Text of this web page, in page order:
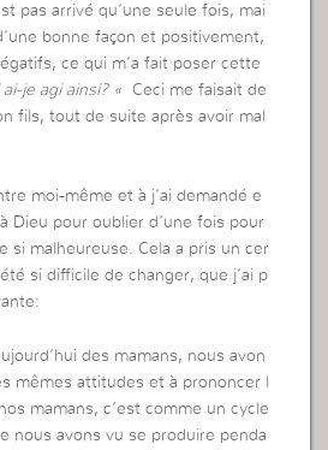
pas arrivé qu’une seule fois, mai
bonne façon et positivement,
ce qui m’a fait poser cette
je agi ainsi? «
Ceci me faisait de
fils, tout de suite après avoir mal
moi-même et à j’ai demandé e
Dieu pour oublier d’une fois pour
si malheureuse. Cela a pris un cer
si difficile de changer, que j’ai p
des mamans, nous avon
mêmes attitudes et à prononcer l
mamans, c’est comme un cycle
nous avons vu se produire penda